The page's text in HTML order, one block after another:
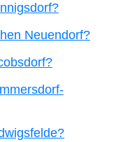
Neuendorf?